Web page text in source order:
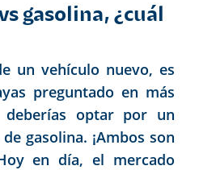
gasolina, ¿cuál
un vehículo nuevo, es
preguntado en más
optar por un
gasolina. ¡Ambos son
en día, el mercado